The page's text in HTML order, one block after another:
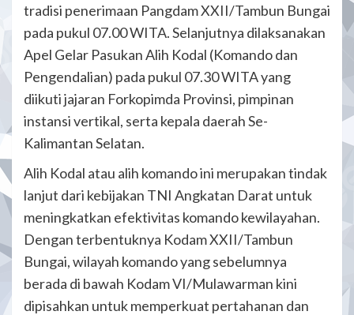
tradisi penerimaan Pangdam XXII/Tambun Bungai
pada pukul 07.00 WITA. Selanjutnya dilaksanakan
Apel Gelar Pasukan Alih Kodal (Komando dan
Pengendalian) pada pukul 07.30 WITA yang
diikuti jajaran Forkopimda Provinsi, pimpinan
instansi vertikal, serta kepala daerah Se-
Kalimantan Selatan.
Alih Kodal atau alih komando ini merupakan tindak
lanjut dari kebijakan TNI Angkatan Darat untuk
meningkatkan efektivitas komando kewilayahan.
Dengan terbentuknya Kodam XXII/Tambun
Bungai, wilayah komando yang sebelumnya
berada di bawah Kodam VI/Mulawarman kini
dipisahkan untuk memperkuat pertahanan dan